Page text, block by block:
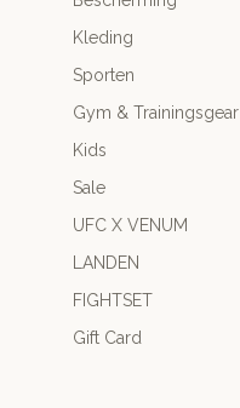
Kleding
Sporten
Gym & Trainingsgear
Kids
Sale
UFC X VENUM
LANDEN
FIGHTSET
Gift Card